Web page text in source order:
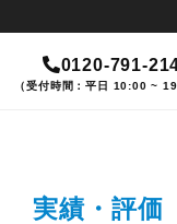
0120-791-
（受付時間：平日 10:00 ~
実績・評価